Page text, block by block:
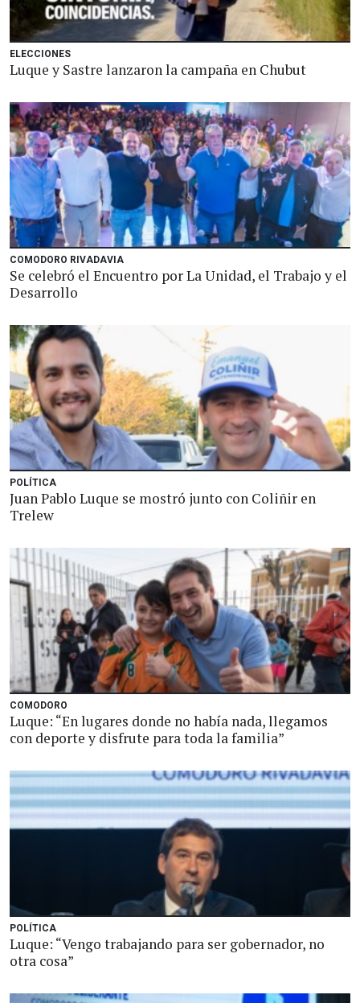
ELECCIONES
Luque y Sastre lanzaron la campaña en Chubut
COMODORO RIVADAVIA
Se celebró el Encuentro por La Unidad, el Trabajo y el
Desarrollo
POLÍTICA
Juan Pablo Luque se mostró junto con Coliñir en
Trelew
COMODORO
Luque: “En lugares donde no había nada, llegamos
con deporte y disfrute para toda la familia”
POLÍTICA
Luque: “Vengo trabajando para ser gobernador, no
otra cosa”